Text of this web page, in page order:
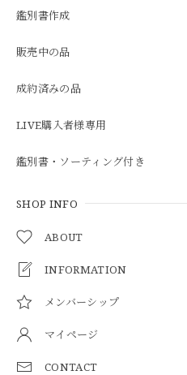
鑑別書作成
販売中の品
成約済みの品
LIVE購入者様専用
鑑別書・ソーティング付き
SHOP INFO
ABOUT
INFORMATION
メンバーシップ
マイページ
CONTACT